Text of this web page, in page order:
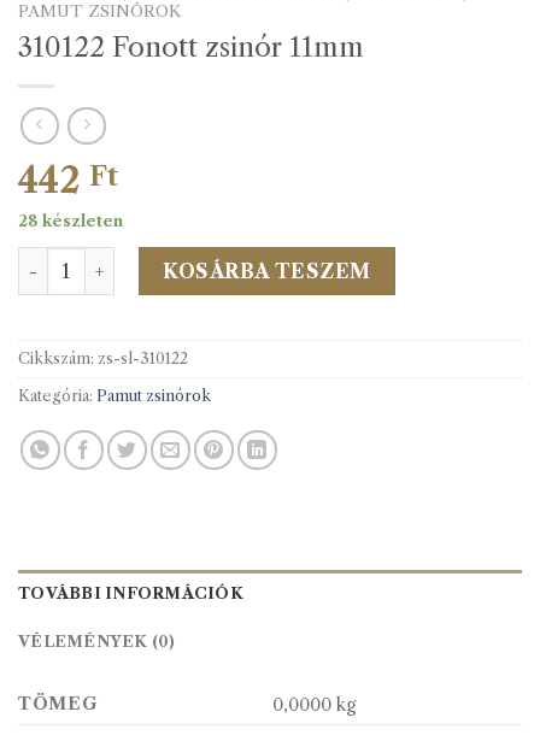
PAMUT ZSINÓROK
310122 Fonott zsinór 11mm
442 Ft
28 készleten
310122 Fonott zsinór 11mm mennyiség
KOSÁRBA TESZEM
Cikkszám: zs-sl-310122
Kategória: Pamut zsinórok
TOVÁBBI INFORMÁCIÓK
VÉLEMÉNYEK (0)
TÖMEG 0,0000 kg